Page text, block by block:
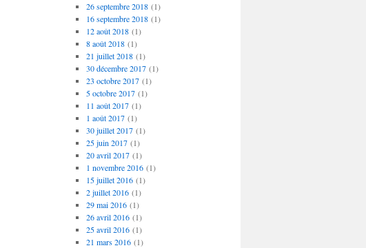
26 septembre 2018(1)
16 septembre 2018(1)
12 août 2018(1)
8 août 2018(1)
21 juillet 2018(1)
30 décembre 2017(1)
23 octobre 2017(1)
5 octobre 2017(1)
11 août 2017(1)
1 août 2017(1)
30 juillet 2017(1)
25 juin 2017(1)
20 avril 2017(1)
1 novembre 2016(1)
15 juillet 2016(1)
2 juillet 2016(1)
29 mai 2016(1)
26 avril 2016(1)
25 avril 2016(1)
21 mars 2016(1)